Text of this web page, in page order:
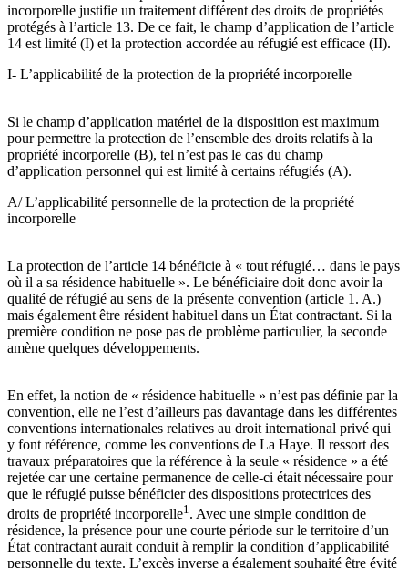
incorporelle justifie un traitement différent des droits de propriétés
protégés à l’article 13. De ce fait, le champ d’application de l’article
14 est limité (I) et la protection accordée au réfugié est efficace (II).
I- L’applicabilité de la protection de la propriété incorporelle
Si le champ d’application matériel de la disposition est maximum
pour permettre la protection de l’ensemble des droits relatifs à la
propriété incorporelle (B), tel n’est pas le cas du champ
d’application personnel qui est limité à certains réfugiés (A).
A/ L’applicabilité personnelle de la protection de la propriété
incorporelle
La protection de l’article 14 bénéficie à « tout réfugié… dans le pays
où il a sa résidence habituelle ». Le bénéficiaire doit donc avoir la
qualité de réfugié au sens de la présente convention (article 1. A.)
mais également être résident habituel dans un État contractant. Si la
première condition ne pose pas de problème particulier, la seconde
amène quelques développements.
En effet, la notion de « résidence habituelle » n’est pas définie par la
convention, elle ne l’est d’ailleurs pas davantage dans les différentes
conventions internationales relatives au droit international privé qui
y font référence, comme les conventions de La Haye. Il ressort des
travaux préparatoires que la référence à la seule « résidence » a été
rejetée car une certaine permanence de celle-ci était nécessaire pour
que le réfugié puisse bénéficier des dispositions protectrices des
droits de propriété incorporelle1 . Avec une simple condition de
résidence, la présence pour une courte période sur le territoire d’un
État contractant aurait conduit à remplir la condition d’applicabilité
personnelle du texte. L’excès inverse a également souhaité être évité